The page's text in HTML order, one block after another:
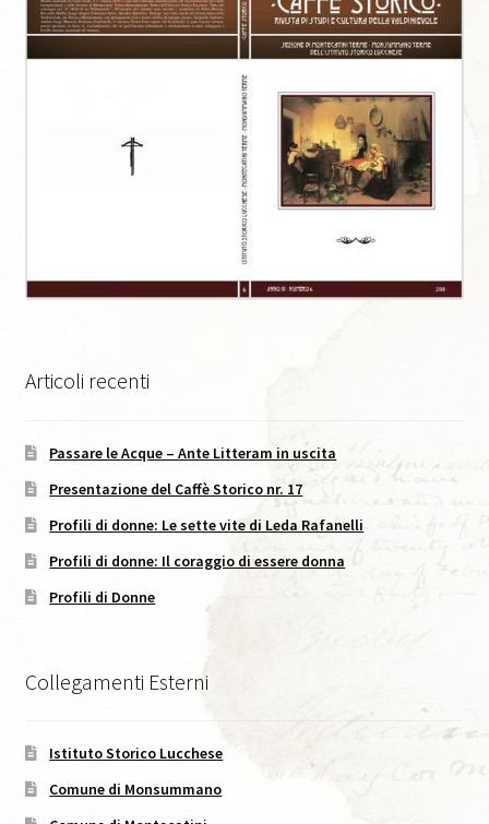
Caffè Storico, XIII, 2022
Caffè Storico, XIX, 2026
Caffè Storico, XVII, 2024
Didattica
Area C. Lorenzini
Eventi
Articoli recenti
Passare le Acque – Ante Litteram in uscita
Presentazione del Caffè Storico nr. 17
Profili di donne: Le sette vite di Leda Rafanelli
Profili di donne: Il coraggio di essere donna
Profili di Donne
Collegamenti Esterni
Istituto Storico Lucchese
Comune di Monsummano